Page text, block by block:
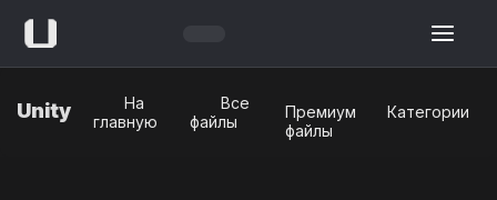
Unity
На
главную
Все
файлы
Премиум
файлы
Категории